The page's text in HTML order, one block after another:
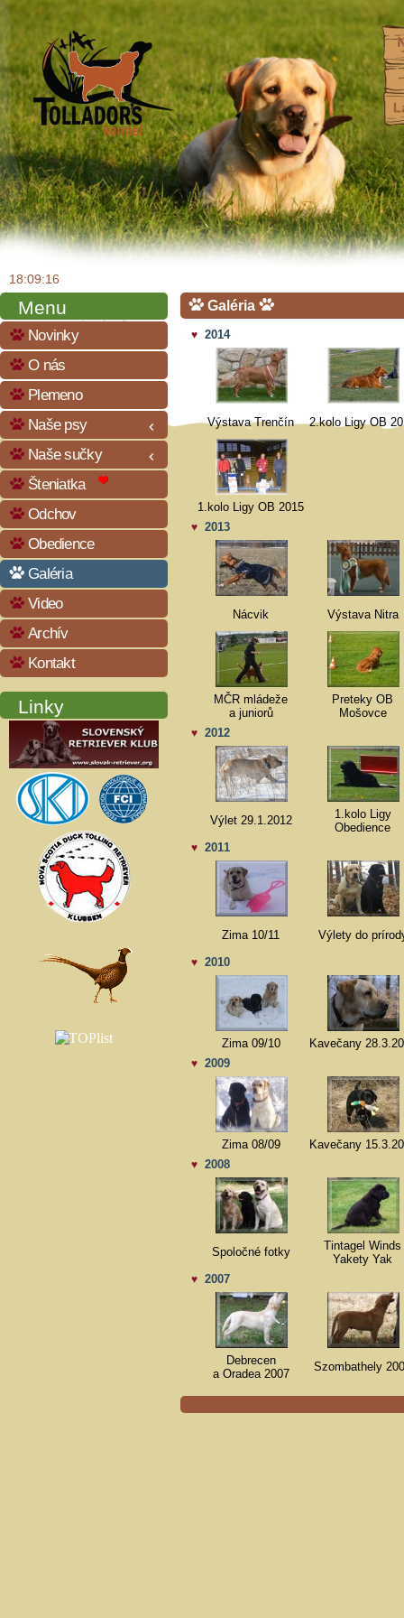
18:09:16
Menu
Novinky
O nás
Plemeno
Naše psy
keyboard_arrow_left
Naše sučky keyboard_arrow_left
Šteniatka
Odchov
Obedience
Galéria
Video
Archív
Kontakt
Linky
Galéria
♥ 2014
Výstava Trenčín 2.kolo Ligy OB
1.kolo Ligy OB 2015
♥ 2013
Nácvik Výstava Nitra
MČR mládeže
a juniorů
Preteky OB
Mošovce
♥ 2012
Výlet 29.1.2012
1.kolo Ligy
Obedience
♥ 2011
Zima 10/11 Výlety do
♥ 2010
Zima 09/10 Kavečany
♥ 2009
Zima 08/09 Kavečany
♥ 2008
Spoločné fotky
Tintagel Winds
Yakety Yak
♥ 2007
Debrecen
a Oradea 2007
Szombathely